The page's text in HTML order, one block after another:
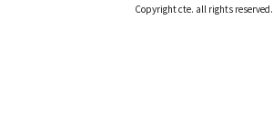
Copyright cte. all rights reserved.